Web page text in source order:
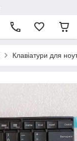
Клавіатури для